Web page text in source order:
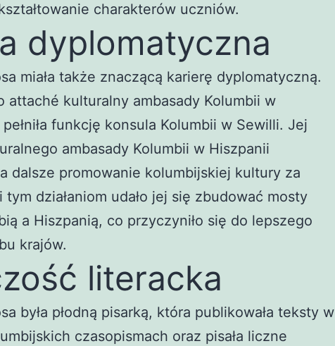
charakterów uczniów.
dyplomatyczna
miała także znaczącą karierę dyplomatyczną.
attaché kulturalny ambasady Kolumbii w
funkcję konsula Kolumbii w Sewilli. Jej
ambasady Kolumbii w Hiszpanii
dalsze promowanie kolumbijskiej kultury za
tym działaniom udało jej się zbudować mosty
a Hiszpanią, co przyczyniło się do lepszego
krajów.
literacka
była płodną pisarką, która publikowała teksty w
czasopismach oraz pisała liczne